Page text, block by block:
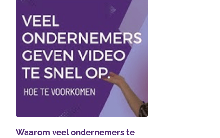
Waarom veel ondernemers te